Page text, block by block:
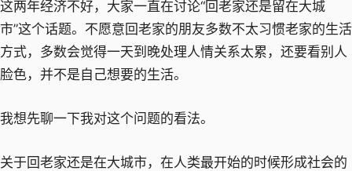
这两年经济不好，大家一直在讨论“回老家还是留在大城
市”这个话题。不愿意回老家的朋友多数不太习惯老家的生活
方式，多数会觉得一天到晚处理人情关系太累，还要看别人
脸色，并不是自己想要的生活。
我想先聊一下我对这个问题的看法。
关于回老家还是在大城市，在人类最开始的时候形成社会的